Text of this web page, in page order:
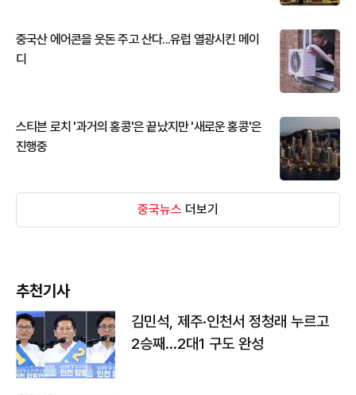
중국산 에어콘을 웃돈 주고 산다...유럽 열광시킨 메이
디
스티븐 로치 '과거의 홍콩'은 끝났지만 '새로운 홍콩'은
진행중
중국뉴스 더보기
추천기사
김민석, 제주·인천서 정청래 누르고
2승째…2대1 구도 완성